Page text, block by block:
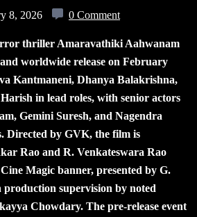
8, 2026 0 Comment
thriller Amaravathiki Aahwanam
worldwide release on February
Kantmaneni, Dhanya Balakrishna,
in lead roles, with senior actors
Gemini Suresh, and Nagendra
Directed by GVK, the film is
Rao and R. Venkateswara Rao
Magic banner, presented by G.
supervision by noted
Chowdary. The pre-release event